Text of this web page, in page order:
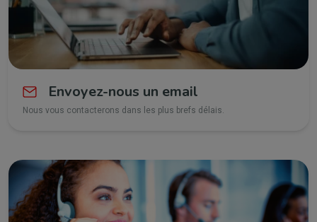
Envoyez-nous un email
Nous vous contacterons dans les plus brefs délais.